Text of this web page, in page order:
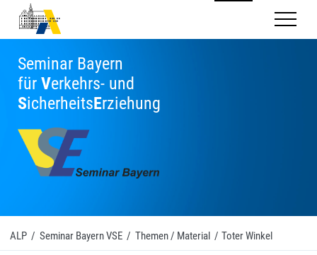
Seminar Bayern
für Verkehrs- und
SicherheitsErziehung
ALP / Seminar Bayern VSE / Themen / Material / Toter Winkel